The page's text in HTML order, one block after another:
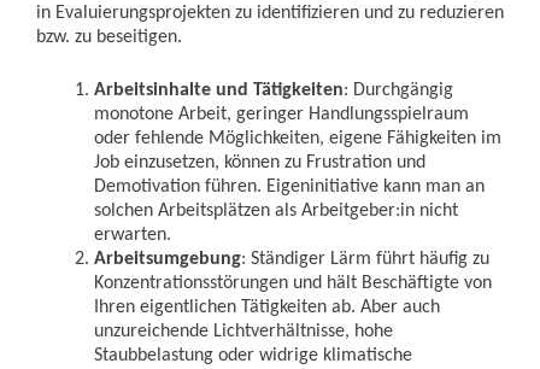
in Evaluierungsprojekten zu identifizieren und zu reduzieren
bzw. zu beseitigen.
Arbeitsinhalte und Tätigkeiten: Durchgängig
monotone Arbeit, geringer Handlungsspielraum
oder fehlende Möglichkeiten, eigene Fähigkeiten im
Job einzusetzen, können zu Frustration und
Demotivation führen. Eigeninitiative kann man an
solchen Arbeitsplätzen als Arbeitgeber:in nicht
erwarten.
Arbeitsumgebung: Ständiger Lärm führt häufig zu
Konzentrationsstörungen und hält Beschäftigte von
Ihren eigentlichen Tätigkeiten ab. Aber auch
unzureichende Lichtverhältnisse, hohe
Staubbelastung oder widrige klimatische